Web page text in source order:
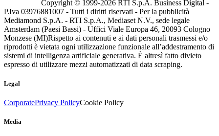
Copyright © 1999-2026 RTI S.p.A. Business Digital -
P.Iva 03976881007 - Tutti i diritti riservati - Per la pubblicità
Mediamond S.p.A. - RTI S.p.A., Mediaset N.V., sede legale
Amsterdam (Paesi Bassi) - Uffici Viale Europa 46, 20093 Cologno
Monzese (MI)Rispetto ai contenuti e ai dati personali trasmessi e/o
riprodotti è vietata ogni utilizzazione funzionale all’addestramento di
sistemi di intelligenza artificiale generativa. È altresì fatto divieto
espresso di utilizzare mezzi automatizzati di data scraping.
Legal
CorporatePrivacy PolicyCookie Policy
Media